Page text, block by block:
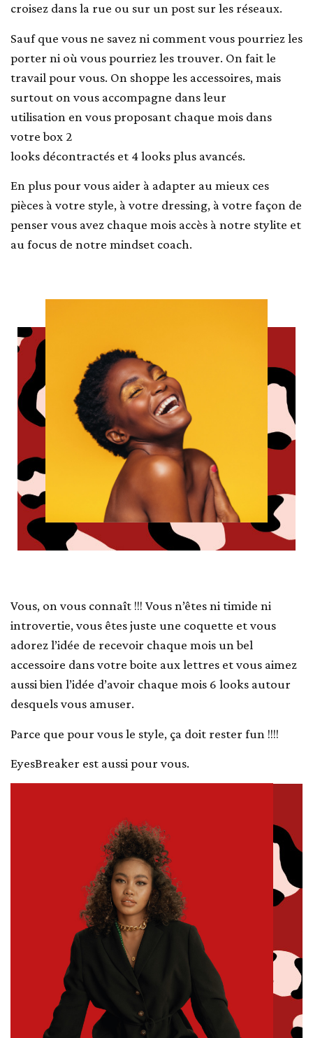
croisez dans la rue ou sur un post sur les réseaux.
Sauf que vous ne savez ni comment vous pourriez les
porter ni où vous pourriez les trouver. On fait le
travail pour vous. On shoppe les accessoires, mais
surtout on vous accompagne dans leur
utilisation en vous proposant chaque mois dans
votre box 2
looks décontractés et 4 looks plus avancés.
En plus pour vous aider à adapter au mieux ces
pièces à votre style, à votre dressing, à votre façon de
penser vous avez chaque mois accès à notre stylite et
au focus de notre mindset coach.
Vous, on vous connaît !!! Vous n’êtes ni timide ni
introvertie, vous êtes juste une coquette et vous
adorez l’idée de recevoir chaque mois un bel
accessoire dans votre boite aux lettres et vous aimez
aussi bien l’idée d’avoir chaque mois 6 looks autour
desquels vous amuser.
Parce que pour vous le style, ça doit rester fun !!!!
EyesBreaker est aussi pour vous.